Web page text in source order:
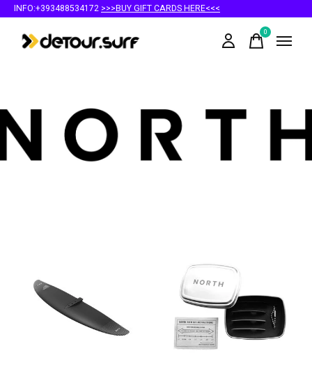
INFO:+393488534172 >>>BUY GIFT CARDS HERE<<<
0items